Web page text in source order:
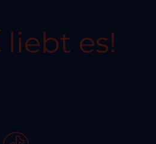
liebt es!